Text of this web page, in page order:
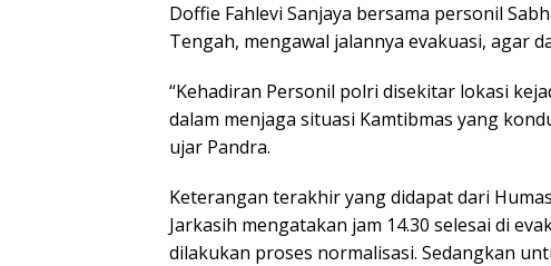
Doffie Fahlevi Sanjaya bersama personil
Tengah, mengawal jalannya evakuasi, agar
“Kehadiran Personil polri disekitar lokasi
dalam menjaga situasi Kamtibmas yang
ujar Pandra.
Keterangan terakhir yang didapat dari
Jarkasih mengatakan jam 14.30 selesai di
dilakukan proses normalisasi. Sedangkan